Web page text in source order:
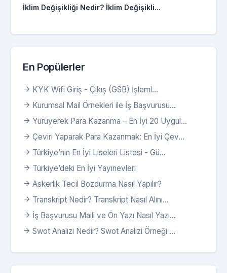
İklim Değişikliği Nedir? İklim Değişikli...
En Popülerler
KYK Wifi Giriş - Çıkış (GSB) İşleml...
Kurumsal Mail Örnekleri ile İş Başvurusu...
Yürüyerek Para Kazanma – En İyi 20 Uygul...
Çeviri Yaparak Para Kazanmak: En İyi Çev...
Türkiye’nin En İyi Liseleri Listesi - Gü...
Türkiye’deki En İyi Yayınevleri
Askerlik Tecil Bozdurma Nasıl Yapılır?
Transkript Nedir? Transkript Nasıl Alını...
İş Başvurusu Maili ve Ön Yazı Nasıl Yazı...
Swot Analizi Nedir? Swot Analizi Örneği ...